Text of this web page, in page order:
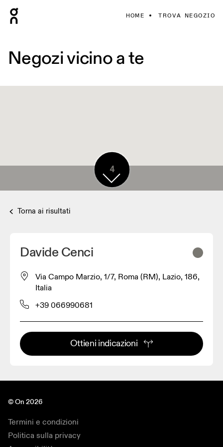
HOME TROVA NEGOZIO
Negozi vicino a te
4
Torna ai risultati
Davide Cenci
Via Campo Marzio, 1/7, Roma (RM), Lazio, 186,
Italia
+39 066990681
Ottieni indicazioni
© On 2026
Termini e condizioni
Politica sulla privacy